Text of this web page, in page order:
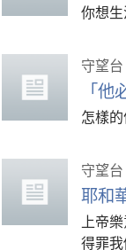
你想
守望台
「
怎樣
守望台
耶和
上帝
得罪